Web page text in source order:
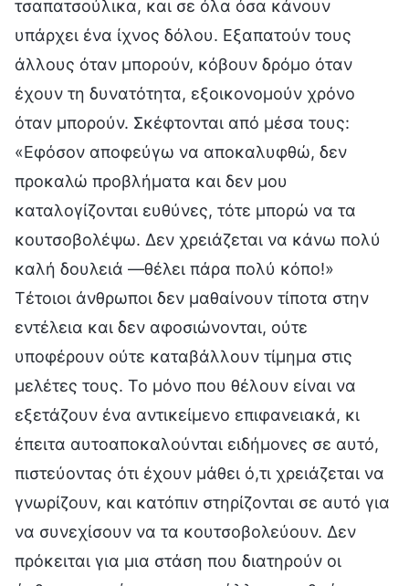
τσαπατσούλικα, και σε όλα όσα κάνουν
υπάρχει ένα ίχνος δόλου. Εξαπατούν τους
άλλους όταν μπορούν, κόβουν δρόμο όταν
έχουν τη δυνατότητα, εξοικονομούν χρόνο
όταν μπορούν. Σκέφτονται από μέσα τους:
«Εφόσον αποφεύγω να αποκαλυφθώ, δεν
προκαλώ προβλήματα και δεν μου
καταλογίζονται ευθύνες, τότε μπορώ να τα
κουτσοβολέψω. Δεν χρειάζεται να κάνω πολύ
καλή δουλειά —θέλει πάρα πολύ κόπο!»
Τέτοιοι άνθρωποι δεν μαθαίνουν τίποτα στην
εντέλεια και δεν αφοσιώνονται, ούτε
υποφέρουν ούτε καταβάλλουν τίμημα στις
μελέτες τους. Το μόνο που θέλουν είναι να
εξετάζουν ένα αντικείμενο επιφανειακά, κι
έπειτα αυτοαποκαλούνται ειδήμονες σε αυτό,
πιστεύοντας ότι έχουν μάθει ό,τι χρειάζεται να
γνωρίζουν, και κατόπιν στηρίζονται σε αυτό για
να συνεχίσουν να τα κουτσοβολεύουν. Δεν
πρόκειται για μια στάση που διατηρούν οι